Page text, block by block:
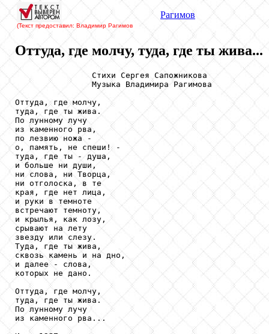
(Текст предоставил: Владимир Рагимов
Рагимов
Оттуда, где молчу, туда, где ты жива...
                Стихи Сергея Сапожникова
                Музыка Владимира Рагимова
Оттуда, где молчу,
туда, где ты жива.
По лунному лучу
из каменного рва,
по лезвию ножа -
о, память, не спеши! -
туда, где ты - душа,
и больше ни души,
ни слова, ни Творца,
ни отголоска, в те
края, где нет лица,
и руки в темноте
встречают темноту,
и крылья, как лозу,
срывают на лету
звезду или слезу.
Туда, где ты жива,
сквозь камень и на дно,
и далее - слова,
которых не дано.
Оттуда, где молчу,
туда, где ты жива.
По лунному лучу
из каменного рва...